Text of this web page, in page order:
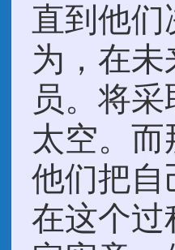
直到他
为，在
员。将
太空。
他们把自
在这个过